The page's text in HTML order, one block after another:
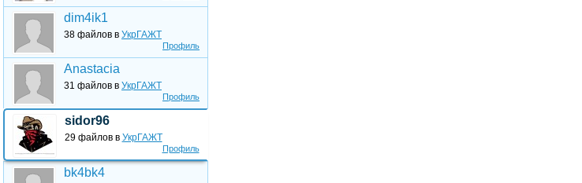
Профиль
dim4ik1
38 файлов в УкрГАЖТ
Профиль
Anastacia
31 файлов в УкрГАЖТ
Профиль
sidor96
29 файлов в УкрГАЖТ
bk4bk4